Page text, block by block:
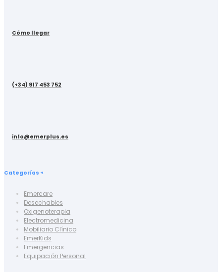
Cómo llegar
(+34) 917 453 752
info@emerplus.es
Categorías +
Emercare
Desechables
Oxigenoterapia
Electromedicina
Mobiliario Clínico
EmerKids
Emergencias
Equipación Personal